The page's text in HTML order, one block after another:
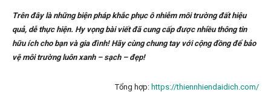
Trên đây là những biện pháp khắc phục ô nhiễm môi trường đất hiệu
quả, dễ thực hiện. Hy vọng bài viết đã cung cấp được nhiều thông tin
hữu ích cho bạn và gia đình! Hãy cùng chung tay với cộng đồng để bảo
vệ môi trường luôn xanh – sạch – đẹp!
Tổng hợp: https://thiennhiendaidich.com/